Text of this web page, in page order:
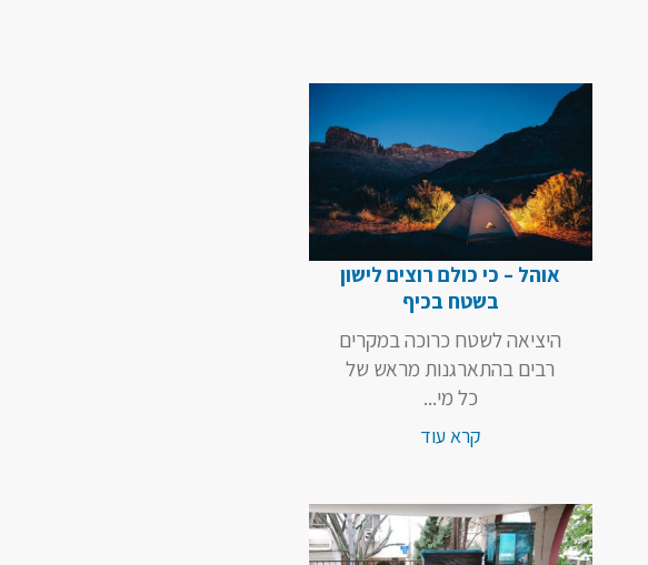
אוהל – כי כולם רוצים לישון
בשטח בכיף
היציאה לשטח כרוכה במקרים
רבים בהתארגנות מראש של
כל מי...
קרא עוד